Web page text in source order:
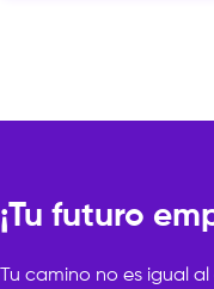
de materiales textiles, el
¡Tu futuro
Tu camino no es igual